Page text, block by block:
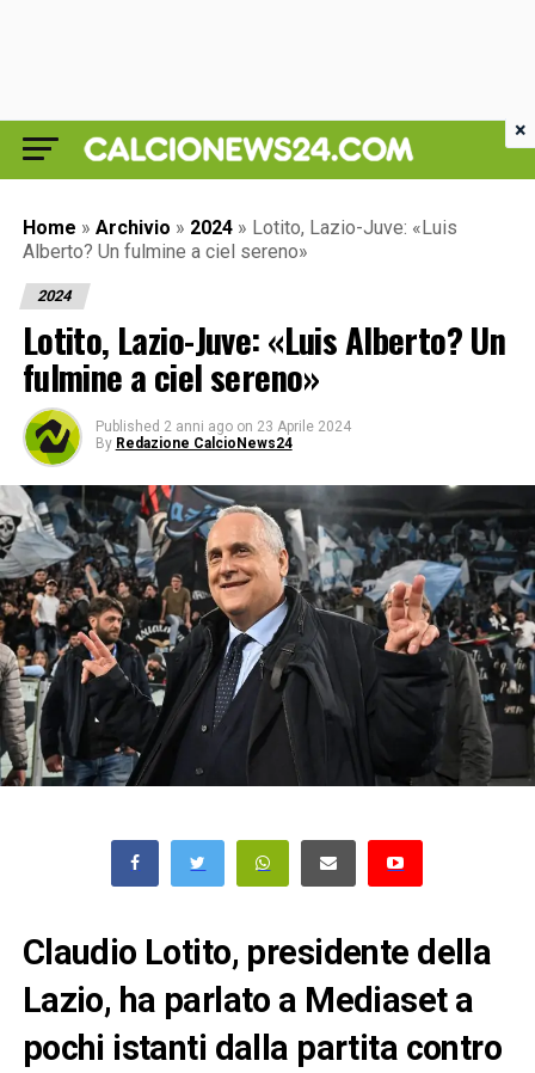
Home » Archivio » 2024 » Lotito, Lazio-Juve: «Luis
Alberto? Un fulmine a ciel sereno»
2024
Lotito, Lazio-Juve: «Luis Alberto? Un
fulmine a ciel sereno»
Published 2 anni ago on 23 Aprile 2024
By Redazione CalcioNews24
Claudio Lotito, presidente della
Lazio, ha parlato a Mediaset a
pochi istanti dalla partita contro
×